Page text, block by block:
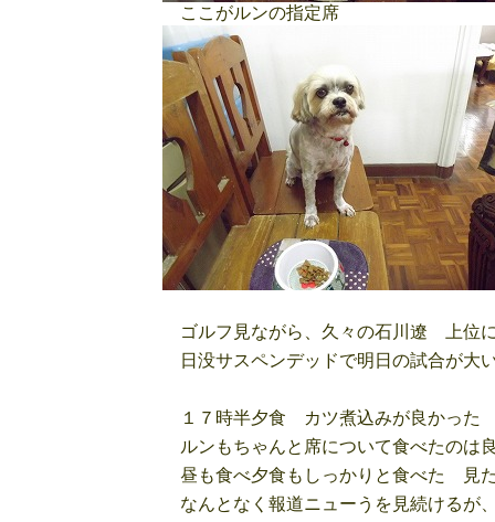
ここがルンの指定席
ゴルフ見ながら、久々の石川遼 上位
日没サスペンデッドで明日の試合が大
１７時半夕食 カツ煮込みが良かった
ルンもちゃんと席について食べたのは
昼も食べ夕食もしっかりと食べた 見
なんとなく報道ニューうを見続けるが